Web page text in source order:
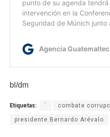
bl/dm
Etiquetas: ´ combate
presidente Bernardo Arévalo